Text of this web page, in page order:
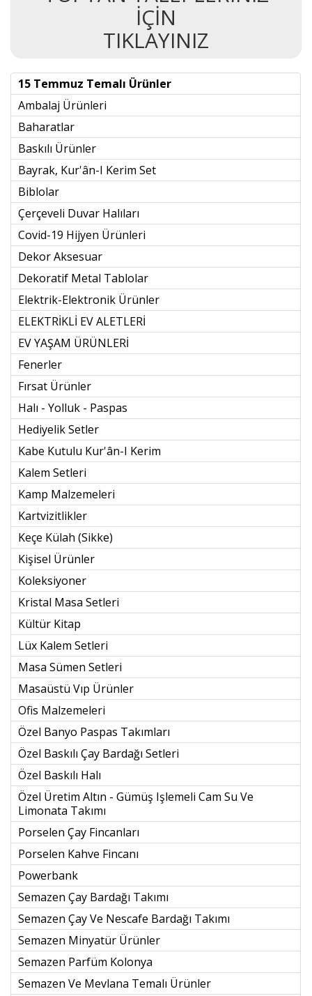
İÇİN
TIKLAYINIZ
15 Temmuz Temalı Ürünler
Ambalaj Ürünleri
Baharatlar
Baskılı Ürünler
Bayrak, Kur'ân-I Kerim Set
Biblolar
Çerçeveli Duvar Halıları
Covid-19 Hijyen Ürünleri
Dekor Aksesuar
Dekoratif Metal Tablolar
Elektrik-Elektronik Ürünler
ELEKTRİKLİ EV ALETLERİ
EV YAŞAM ÜRÜNLERİ
Fenerler
Fırsat Ürünler
Halı - Yolluk - Paspas
Hediyelik Setler
Kabe Kutulu Kur'ân-I Kerim
Kalem Setleri
Kamp Malzemeleri
Kartvizitlikler
Keçe Külah (sikke)
Kişisel Ürünler
Koleksiyoner
Kristal Masa Setleri
Kültür Kitap
Lüx Kalem Setleri
Masa Sümen Setleri
Masaüstü Vıp Ürünler
Ofis Malzemeleri
Özel Banyo Paspas Takımları
Özel Baskılı Çay Bardağı Setleri
Özel Baskılı Halı
Özel Üretim Altın - Gümüş Işlemeli Cam Su Ve
Limonata Takımı
Porselen Çay Fincanları
Porselen Kahve Fincanı
Powerbank
Semazen Çay Bardağı Takımı
Semazen Çay Ve Nescafe Bardağı Takımı
Semazen Minyatür Ürünler
Semazen Parfüm Kolonya
Semazen Ve Mevlana Temalı Ürünler